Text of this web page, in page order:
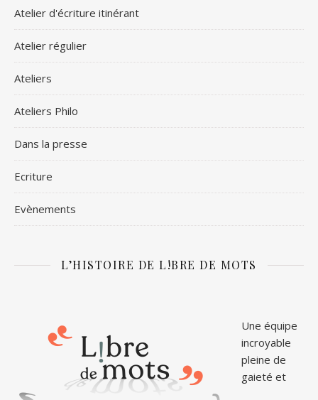
Atelier d'écriture itinérant
Atelier régulier
Ateliers
Ateliers Philo
Dans la presse
Ecriture
Evènements
L’HISTOIRE DE L!BRE DE MOTS
Une équipe
incroyable
pleine de
gaieté et